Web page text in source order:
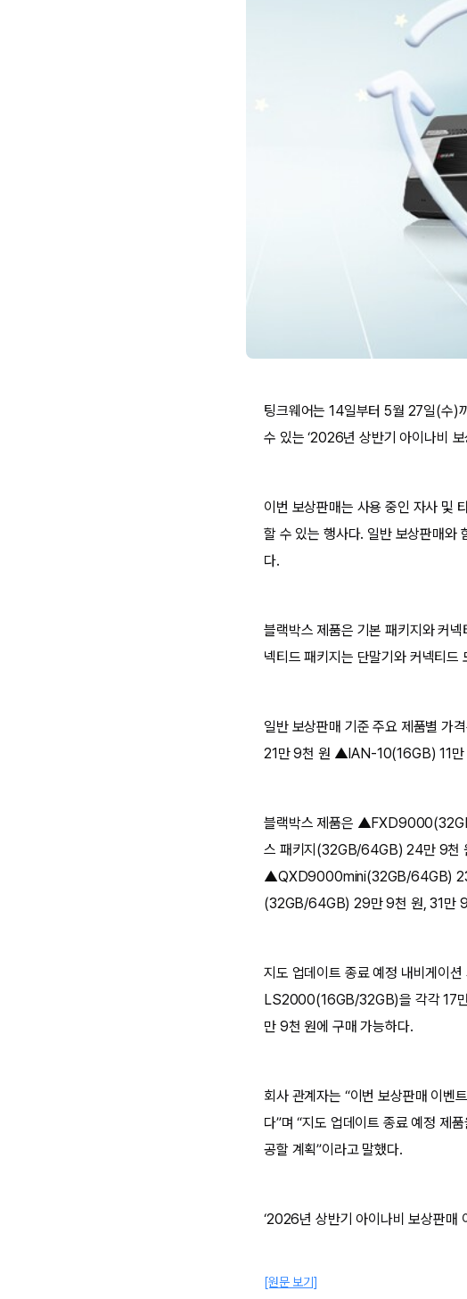
팅크웨어는 14일부터 5월 27일(수)
수 있는 ‘2026년 상반기 아이나비
이번 보상판매는 사용 중인 자사 및
할 수 있는 행사다. 일반 보상판매와
다.
블랙박스 제품은 기본 패키지와 커
넥티드 패키지는 단말기와 커넥티드
일반 보상판매 기준 주요 제품별
21만 9천 원 ▲IAN-10(16GB) 11만
블랙박스 제품은
스 패키지(32GB/64GB) 24만 9
▲QXD9000mini(32GB/64GB) 23
(32GB/64GB) 29만 9천 원, 31만
지도 업데이트 종료 예정 내비게이
LS2000(16GB/32GB)을 각각 17
만 9천 원에 구매 가능하다.
회사 관계자는 “이번 보상판매 이벤
다”며 “지도 업데이트 종료 예정 제
공할 계획”이라고 말했다.
‘2026년 상반기 아이나비 보상판매
[원문 보기]